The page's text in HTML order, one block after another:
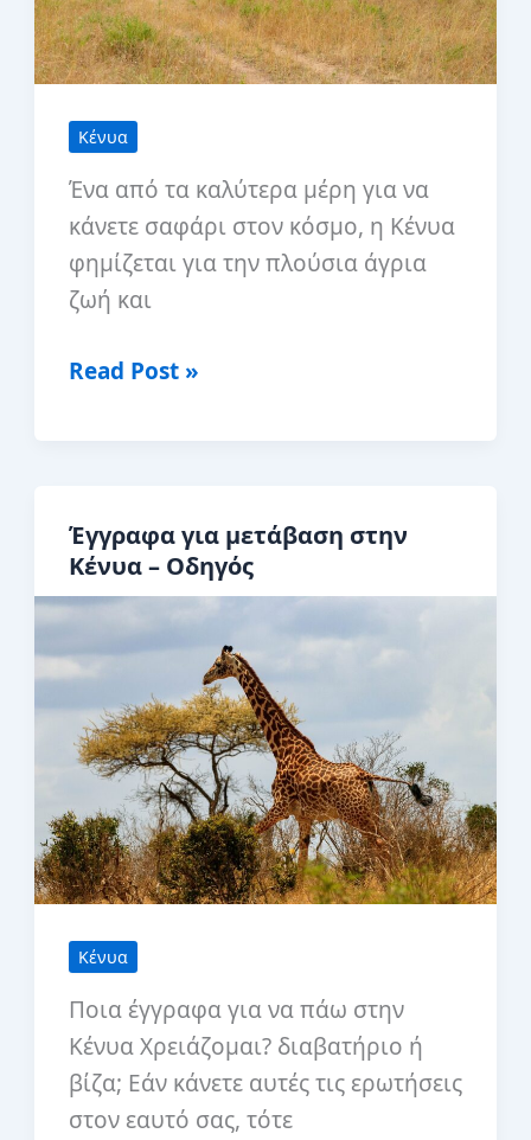
Κένυα
Ένα από τα καλύτερα μέρη για να
κάνετε σαφάρι στον κόσμο, η Κένυα
φημίζεται για την πλούσια άγρια ​​
ζωή και
Κένυα
μέρη
για
επίσκεψη
Read Post »
Έγγραφα για μετάβαση στην
Κένυα – Οδηγός
Κένυα
Ποια έγγραφα για να πάω στην
Κένυα Χρειάζομαι? διαβατήριο ή
βίζα; Εάν κάνετε αυτές τις ερωτήσεις
στον εαυτό σας, τότε